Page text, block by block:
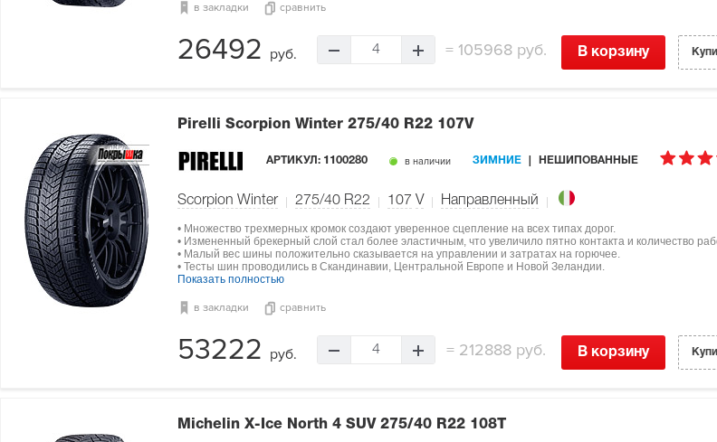
в закладки сравнить
26492 руб. 4 =105968 руб. В корзину
Pirelli Scorpion Winter 275/40 R22 107V
АРТИКУЛ: 1100280 в наличии ЗИМНИЕ НЕШИПОВАННЫЕ
Scorpion Winter 275/40 R22 107 V Направленный
• Множество трехмерных кромок создают уверенное сцепление на всех типах дорог.
• Измененный брекерный слой стал более эластичным, что увеличило пятно контакта и количество
• Малый вес шины положительно сказывается на управлении и затратах на горючее.
• Тесты шин проводились в Скандинавии, Центральной Европе и Новой Зеландии.
Показать полностью
в закладки сравнить
53222 руб. 4 =212888 руб. В корзину
Michelin X-Ice North 4 SUV 275/40 R22 108T